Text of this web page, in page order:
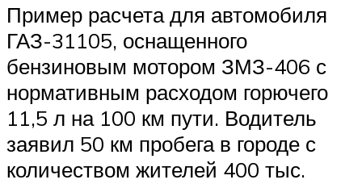
Пример расчета для автомобиля
ГАЗ-31105, оснащенного
бензиновым мотором ЗМЗ-406 с
нормативным расходом горючего
11,5 л на 100 км пути. Водитель
заявил 50 км пробега в городе с
количеством жителей 400 тыс.